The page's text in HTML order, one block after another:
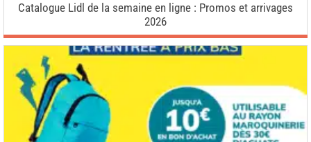
Catalogue Lidl de la semaine en ligne : Promos et arrivages
2026